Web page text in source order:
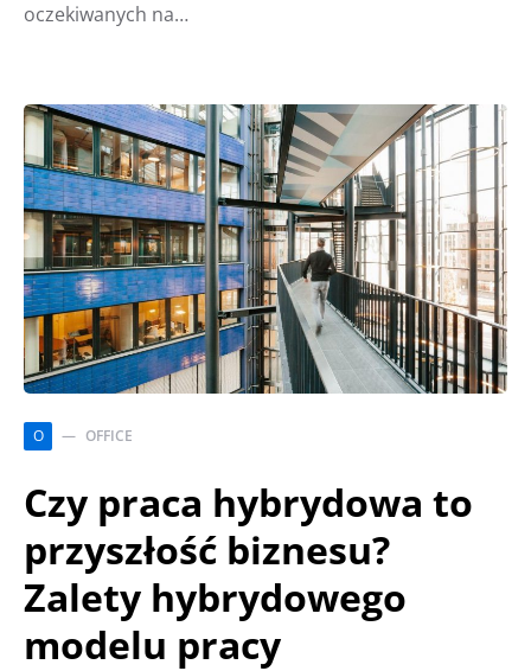
oczekiwanych na…
O OFFICE
Czy praca hybrydowa to
przyszłość biznesu?
Zalety hybrydowego
modelu pracy